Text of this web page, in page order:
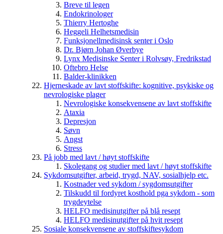
Breve til legen
Endokrinologer
Thierry Hertoghe
Heggeli Helhetsmedisin
Funksjonellmedisinsk senter i Oslo
Dr. Bjørn Johan Øverbye
Lynx Medisinske Senter i Rolvsøy, Fredrikstad
Oftebro Helse
Balder-klinikken
Hjerneskade av lavt stoffskifte: kognitive, psykiske og
nevrologiske plager
Nevrologiske konsekvensene av lavt stoffskifte
Ataxia
Depresjon
Søvn
Angst
Stress
På jobb med lavt / høyt stoffskifte
Skolegang og studier med lavt / høyt stoffskifte
Sykdomsutgifter, arbeid, trygd, NAV, sosialhjelp etc.
Kostnader ved sykdom / sygdomsutgifter
Tilskudd til fordyret kosthold pga sykdom - som
trygdeytelse
HELFO medisinutgifter på blå resept
HELFO medisinutgifter på hvit resept
Sosiale konsekvensene av stoffskiftesykdom